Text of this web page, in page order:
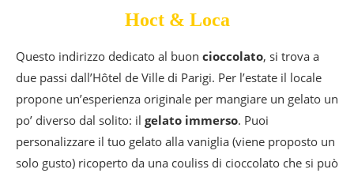
Hoct& Loca
Questo indirizzo dedicato al buon cioccolato, si trova a
due passi dall’Hôtel de Ville di Parigi. Per l’estate il locale
propone un’esperienza originale per mangiare un gelato un
po’ diverso dal solito: il gelato immerso. Puoi
personalizzare il tuo gelato alla vaniglia (viene proposto un
solo gusto) ricoperto da una couliss di cioccolato che si può